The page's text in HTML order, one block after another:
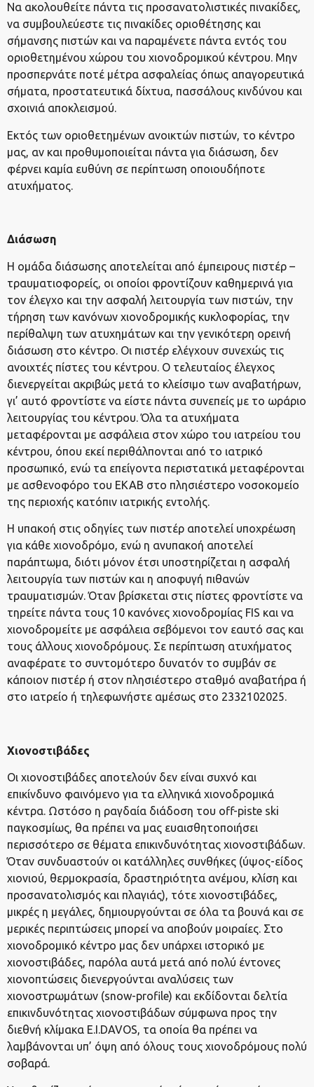
Να ακολουθείτε πάντα τις προσανατολιστικές πινακίδες,
να συμβουλεύεστε τις πινακίδες οριοθέτησης και
σήμανσης πιστών και να παραμένετε πάντα εντός του
οριοθετημένου χώρου του χιονοδρομικού κέντρου. Μην
προσπερνάτε ποτέ μέτρα ασφαλείας όπως απαγορευτικά
σήματα, προστατευτικά δίχτυα, πασσάλους κινδύνου και
σχοινιά αποκλεισμού.
Εκτός των οριοθετημένων ανοικτών πιστών, το κέντρο
μας, αν και προθυμοποιείται πάντα για διάσωση, δεν
φέρνει καμία ευθύνη σε περίπτωση οποιουδήποτε
ατυχήματος.
Διάσωση
Η ομάδα διάσωσης αποτελείται από έμπειρους πιστέρ –
τραυματιοφορείς, οι οποίοι φροντίζουν καθημερινά για
τον έλεγχο και την ασφαλή λειτουργία των πιστών, την
τήρηση των κανόνων χιονοδρομικής κυκλοφορίας, την
περίθαλψη των ατυχημάτων και την γενικότερη ορεινή
διάσωση στο κέντρο. Οι πιστέρ ελέγχουν συνεχώς τις
ανοιχτές πίστες του κέντρου. Ο τελευταίος έλεγχος
διενεργείται ακριβώς μετά το κλείσιμο των αναβατήρων,
γι’ αυτό φροντίστε να είστε πάντα συνεπείς με το ωράριο
λειτουργίας του κέντρου. Όλα τα ατυχήματα
μεταφέρονται με ασφάλεια στον χώρο του ιατρείου του
κέντρου, όπου εκεί περιθάλπονται από το ιατρικό
προσωπικό, ενώ τα επείγοντα περιστατικά μεταφέρονται
με ασθενοφόρο του ΕΚΑΒ στο πλησιέστερο νοσοκομείο
της περιοχής κατόπιν ιατρικής εντολής.
Η υπακοή στις οδηγίες των πιστέρ αποτελεί υποχρέωση
για κάθε χιονοδρόμο, ενώ η ανυπακοή αποτελεί
παράπτωμα, διότι μόνον έτσι υποστηρίζεται η ασφαλή
λειτουργία των πιστών και η αποφυγή πιθανών
τραυματισμών. Όταν βρίσκεται στις πίστες φροντίστε να
τηρείτε πάντα τους 10 κανόνες χιονοδρομίας FIS και να
χιονοδρομείτε με ασφάλεια σεβόμενοι τον εαυτό σας και
τους άλλους χιονοδρόμους. Σε περίπτωση ατυχήματος
αναφέρατε το συντομότερο δυνατόν το συμβάν σε
κάποιον πιστέρ ή στον πλησιέστερο σταθμό αναβατήρα ή
στο ιατρείο ή τηλεφωνήστε αμέσως στο 2332102025.
Χιονοστιβάδες
Οι χιονοστιβάδες αποτελούν δεν είναι συχνό και
επικίνδυνο φαινόμενο για τα ελληνικά χιονοδρομικά
κέντρα. Ωστόσο η ραγδαία διάδοση του off-piste ski
παγκοσμίως, θα πρέπει να μας ευαισθητοποιήσει
περισσότερο σε θέματα επικινδυνότητας χιονοστιβάδων.
Όταν συνδυαστούν οι κατάλληλες συνθήκες (ύψος-είδος
χιονιού, θερμοκρασία, δραστηριότητα ανέμου, κλίση και
προσανατολισμός και πλαγιάς), τότε χιονοστιβάδες,
μικρές η μεγάλες, δημιουργούνται σε όλα τα βουνά και σε
μερικές περιπτώσεις μπορεί να αποβούν μοιραίες. Στο
χιονοδρομικό κέντρο μας δεν υπάρχει ιστορικό με
χιονοστιβάδες, παρόλα αυτά μετά από πολύ έντονες
χιονοπτώσεις διενεργούνται αναλύσεις των
χιονοστρωμάτων (snow-profile) και εκδίδονται δελτία
επικινδυνότητας χιονοστιβάδων σύμφωνα προς την
διεθνή κλίμακα E.I.DAVOS, τα οποία θα πρέπει να
λαμβάνονται υπ’ όψη από όλους τους χιονοδρόμους πολύ
σοβαρά.